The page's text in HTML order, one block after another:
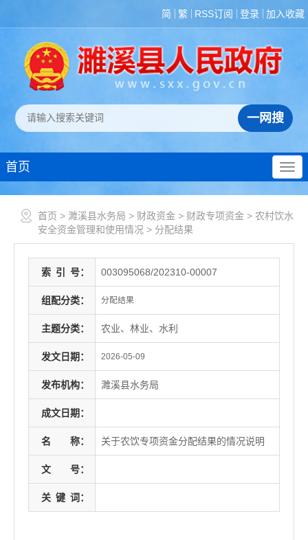
简 繁 RSS订阅 登录 加入收藏
首页
首页 > 濉溪县水务局 > 财政资金 > 财政专项资金 > 农村饮水
安全资金管理和使用情况 > 分配结果
索 引 号： 003095068/202310-00007
组配分类： 分配结果
主题分类： 农业、林业、水利
发文日期： 2026-05-09
发布机构： 濉溪县水务局
成文日期：
名 称： 关于农饮专项资金分配结果的情况说明
文 号：
关 键 词：